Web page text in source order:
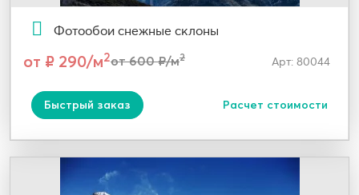
Фотообои снежные склоны
от ₽ 290/м2от 600 ₽/м2 Арт: 80044
Быстрый заказ Расчет стоимости